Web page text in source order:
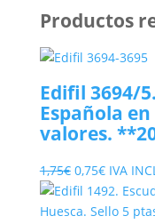
Productos
Edifil 3694/
Española
valores.
1,75€ El
precio
original
0,75€El
precio
actual
IVA